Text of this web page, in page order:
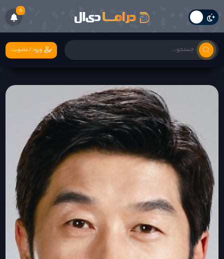
6
ورود/عضویت